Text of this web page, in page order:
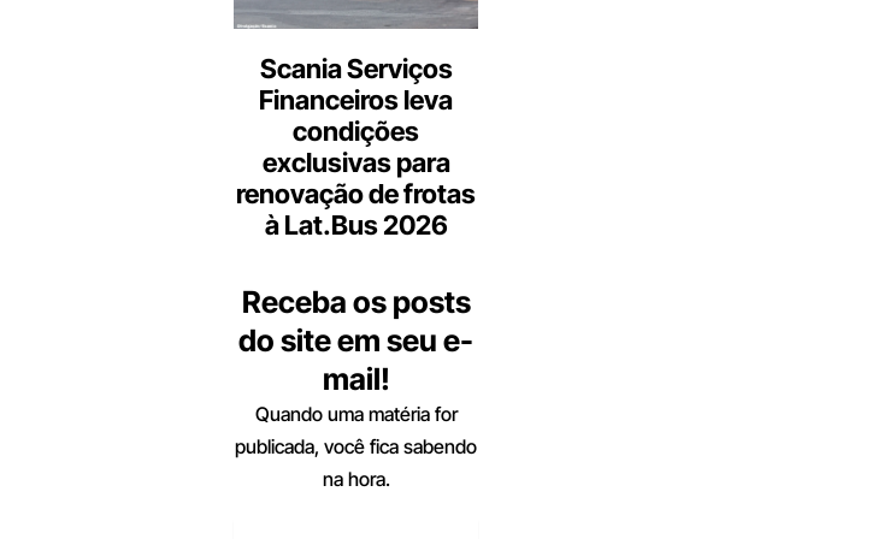
Scania Serviços
Financeiros leva
condições
exclusivas para
renovação de frotas
à Lat.Bus 2026
Receba os posts
do site em seu e-
mail!
Quando uma matéria for
publicada, você fica sabendo
na hora.